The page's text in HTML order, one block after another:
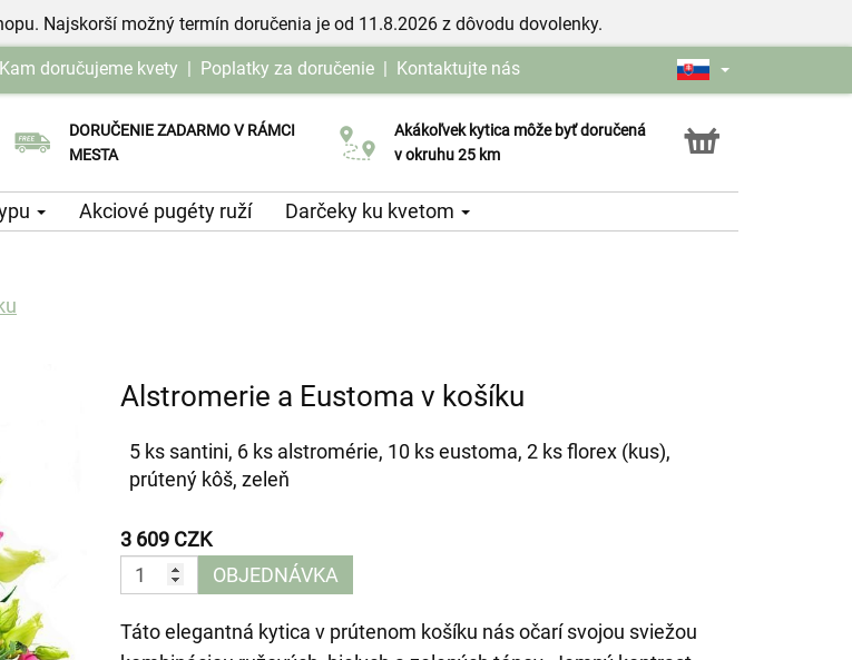
Najskorší možný termín doručenia je od 11.8.2026 z dôvodu dovolenky.
Kam doručujeme kvety | Poplatky za doručenie | Kontaktujte nás
DORUČENIE ZADARMO V RÁMCI
MESTA
Akákoľvek kytica môže byť doručená
v okruhu 25 km
Služba Click & Collect
Akciové pugéty ruží Darčeky ku kvetom
Alstromerie a Eustoma v košíku
5 ks santini, 6 ks alstromérie, 10 ks eustoma, 2 ks florex (kus),
prútený kôš, zeleň
3 609 CZK
OBJEDNÁVKA
Táto elegantná kytica v prútenom košíku nás očarí svojou sviežou